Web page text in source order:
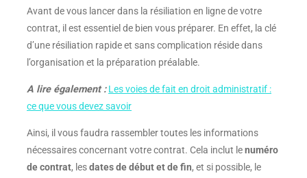
Avant de vous lancer dans la résiliation en ligne de votre
contrat, il est essentiel de bien vous préparer. En effet, la clé
d’une résiliation rapide et sans complication réside dans
l’organisation et la préparation préalable.
A lire également : Les voies de fait en droit administratif :
ce que vous devez savoir
Ainsi, il vous faudra rassembler toutes les informations
nécessaires concernant votre contrat. Cela inclut lenuméro
de contrat, lesdates de début et de fin, et si possible, le